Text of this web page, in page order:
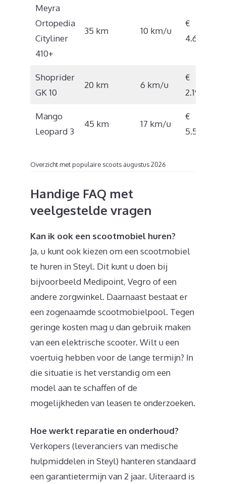
Meyra
Ortopedia
Cityliner
410+
35 km 10 km/u
€
4.675
Shoprider
GK 10
20 km 6 km/u
€
2.195
Mango
Leopard 3
45 km 17 km/u
€
5.500
Overzicht met populaire scoots augustus 2026
Handige FAQ met
veelgestelde vragen
Kan ik ook een scootmobiel huren?
Ja, u kunt ook kiezen om een scootmobiel
te huren in Steyl. Dit kunt u doen bij
bijvoorbeeld Medipoint, Vegro of een
andere zorgwinkel. Daarnaast bestaat er
een zogenaamde scootmobielpool. Tegen
geringe kosten mag u dan gebruik maken
van een elektrische scooter. Wilt u een
voertuig hebben voor de lange termijn? In
die situatie is het verstandig om een
model aan te schaffen of de
mogelijkheden van leasen te onderzoeken.
Hoe werkt reparatie en onderhoud?
Verkopers (leveranciers van medische
hulpmiddelen in Steyl) hanteren standaard
een garantietermijn van 2 jaar. Uiteraard is